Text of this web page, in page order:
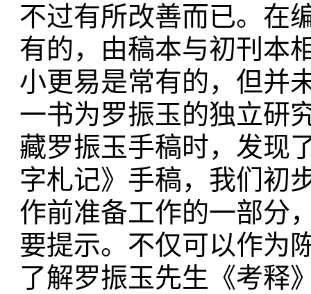
不过有所改善而已。在
有的，由稿本与初刊本
小更易是常有的，但并
一书为罗振玉的独立研
藏罗振玉手稿时，发现
字札记》手稿，我们初
作前准备工作的一部分
要提示。不仅可以作为
了解罗振玉先生《考释